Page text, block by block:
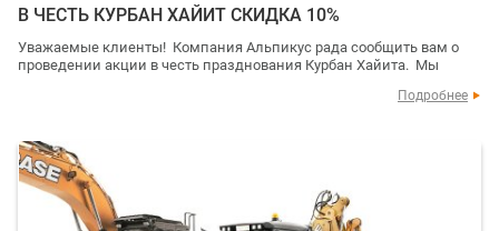
В ЧЕСТЬ КУРБАН ХАЙИТ СКИДКА 10%
Уважаемые клиенты! Компания Альпикус рада сообщить вам о
проведении акции в честь празднования Курбан Хайита. Мы
Подробнее